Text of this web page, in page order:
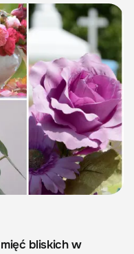
bliskich w